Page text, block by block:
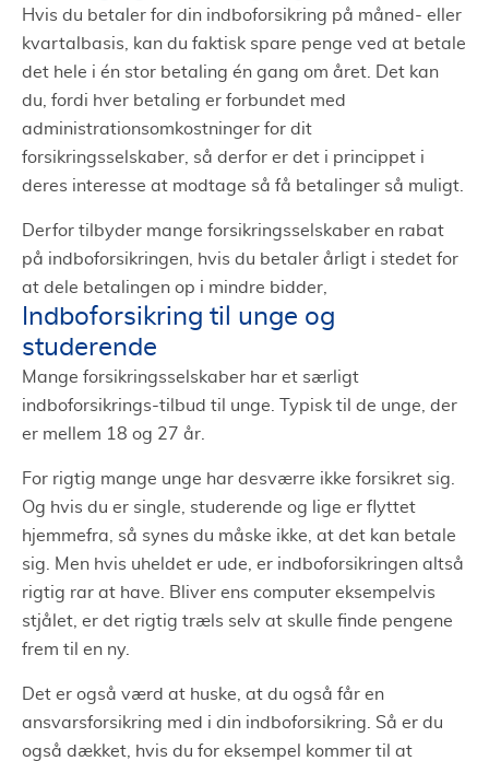
Hvis du betaler for din indboforsikring på måned- eller
kvartalbasis, kan du faktisk spare penge ved at betale
det hele i én stor betaling én gang om året. Det kan
du, fordi hver betaling er forbundet med
administrationsomkostninger for dit
forsikringsselskaber, så derfor er det i princippet i
deres interesse at modtage så få betalinger så muligt.
Derfor tilbyder mange forsikringsselskaber en rabat
på indboforsikringen, hvis du betaler årligt i stedet for
at dele betalingen op i mindre bidder,
Indboforsikring til unge og
studerende
Mange forsikringsselskaber har et særligt
indboforsikrings-tilbud til unge. Typisk til de unge, der
er mellem 18 og 27 år.
For rigtig mange unge har desværre ikke forsikret sig.
Og hvis du er single, studerende og lige er flyttet
hjemmefra, så synes du måske ikke, at det kan betale
sig. Men hvis uheldet er ude, er indboforsikringen altså
rigtig rar at have. Bliver ens computer eksempelvis
stjålet, er det rigtig træls selv at skulle finde pengene
frem til en ny.
Det er også værd at huske, at du også får en
ansvarsforsikring med i din indboforsikring. Så er du
også dækket, hvis du for eksempel kommer til at